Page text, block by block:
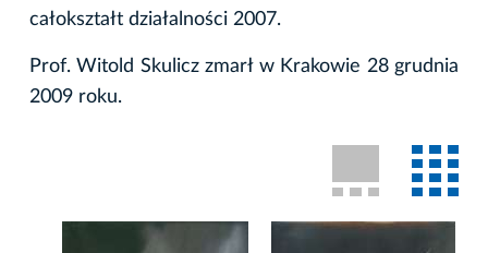
całokształt działalności 2007.
Prof. Witold Skulicz zmarł w Krakowie 28 grudnia
2009 roku.